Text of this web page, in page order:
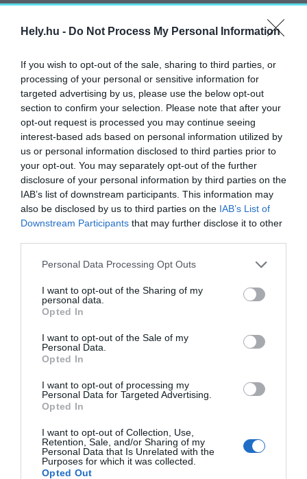
Hely.hu - Do Not Process My Personal Information
If you wish to opt-out of the sale, sharing to third parties, or
processing of your personal or sensitive information for
targeted advertising by us, please use the below opt-out
section to confirm your selection. Please note that after your
opt-out request is processed you may continue seeing
interest-based ads based on personal information utilized by
us or personal information disclosed to third parties prior to
your opt-out. You may separately opt-out of the further
disclosure of your personal information by third parties on the
IAB’s list of downstream participants. This information may
also be disclosed by us to third parties on the IAB’s List of
Downstream Participants that may further disclose it to other
Personal Data Processing Opt Outs
I want to opt-out of the Sharing of my
personal data.
Opted In
I want to opt-out of the Sale of my
Personal Data.
Opted In
I want to opt-out of processing my
Personal Data for Targeted Advertising.
Opted In
I want to opt-out of Collection, Use,
Retention, Sale, and/or Sharing of my
Personal Data that Is Unrelated with the
Purposes for which it was collected.
Opted Out
Lenézett betondzsungel vagy tuti
AGÓRA
2026. április 28.
Új lakás Budapesten 40 millióért? – Ezek
most a legolcsóbb és legdrágább új építésű
ingatlanok a fővárosban
ÉPÍTKEZŐ
2026. április 28.
Márciusban gyorsult a lakásárak
emelkedése, de hamarosan lassulhat a
AKTUÁLIS
2026. április 21.
Budapesti lakáspiac: ennyi most a medián
bérleti díj
AKTUÁLIS
2026. április 15.